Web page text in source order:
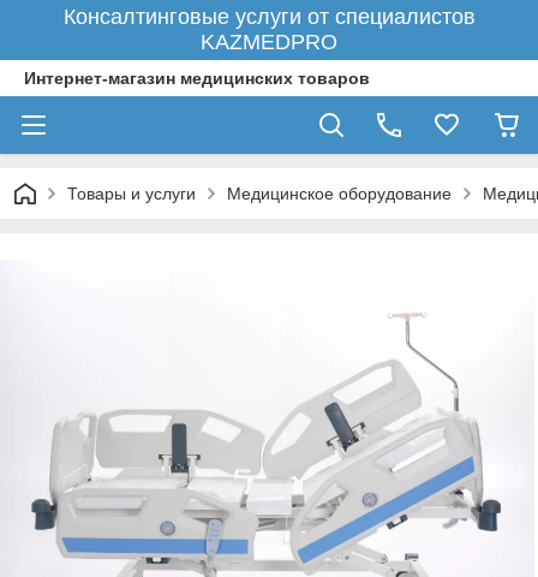
Консалтинговые услуги от специалистов
KAZMEDPRO
Интернет-магазин медицинских товаров
Товары и услуги Медицинское оборудование